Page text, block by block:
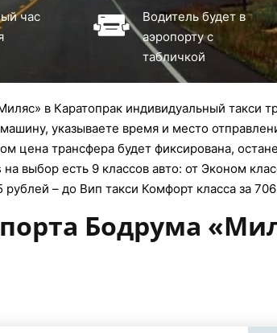
час
Водитель будет в
аэропорту с
табличкой
в Каратопрак индивидуальный такси
указываете время и место
цена трансфера будет фиксирована,
выбор есть 9 классов авто: от Эконом
рублей – до Вип такси Комфорт класса за
Бодрума